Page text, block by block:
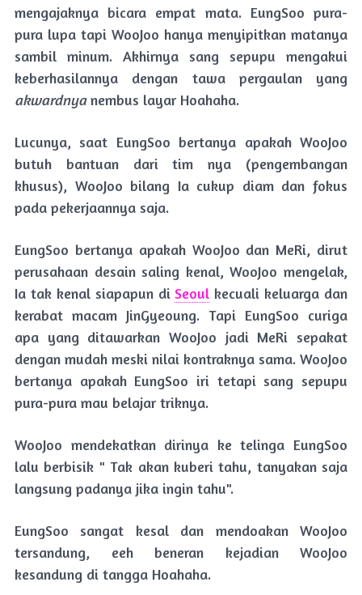
mengajaknya bicara empat mata. EungSoo pura-
pura lupa tapi WooJoo hanya menyipitkan matanya
sambil minum. Akhirnya sang sepupu mengakui
keberhasilannya dengan tawa pergaulan yang
akwardnyanembus layar Hoahaha.
Lucunya, saat EungSoo bertanya apakah WooJoo
butuh bantuan dari tim nya (pengembangan
khusus), WooJoo bilang Ia cukup diam dan fokus
pada pekerjaannya saja.
EungSoo bertanya apakah WooJoo dan MeRi, dirut
perusahaan desain saling kenal, WooJoo mengelak,
Ia tak kenal siapapun diSeoul kecuali keluarga dan
kerabat macam JinGyeoung. Tapi EungSoo curiga
apa yang ditawarkan WooJoo jadi MeRi sepakat
dengan mudah meski nilai kontraknya sama. WooJoo
bertanya apakah EungSoo iri tetapi sang sepupu
pura-pura mau belajar triknya.
WooJoo mendekatkan dirinya ke telinga EungSoo
lalu berbisik " Tak akan kuberi tahu, tanyakan saja
langsung padanya jika ingin tahu".
EungSoo sangat kesal dan mendoakan WooJoo
tersandung, eeh beneran kejadian WooJoo
kesandung di tangga Hoahaha.